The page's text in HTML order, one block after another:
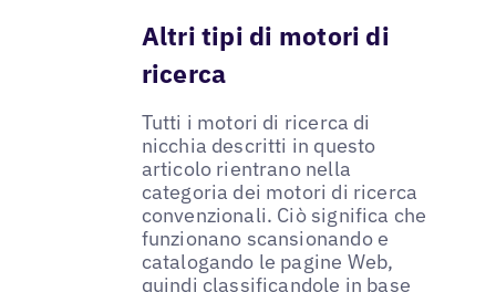
Altri tipi di motori di
ricerca
Tutti i motori di ricerca di
nicchia descritti in questo
articolo rientrano nella
categoria dei motori di ricerca
convenzionali. Ciò significa che
funzionano scansionando e
catalogando le pagine Web,
quindi classificandole in base